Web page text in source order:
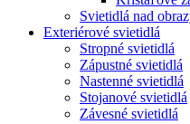
Svietidlá nad
Exteriérové svietidlá
Stropné svietidlá
Zápustné svietidlá
Nastenné svietidlá
Stojanové svietidlá
Závesné svietidlá